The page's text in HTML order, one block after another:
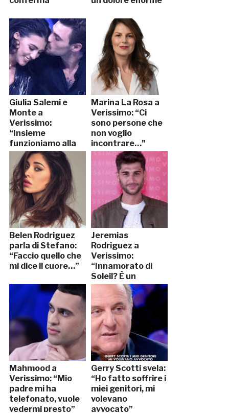
Giulia Salemi e
Monte a
Verissimo:
“Insieme
funzioniamo alla
grande…”
Marina La Rosa a
Verissimo: “Ci
sono persone che
non voglio
incontrare…”
Belen Rodriguez
parla di Stefano:
“Faccio quello che
mi dice il cuore…”
Jeremias
Rodriguez a
Verissimo:
“Innamorato di
Soleil? È un
parolone…”
Mahmood a
Verissimo: “Mio
padre mi ha
telefonato, vuole
vedermi presto”
Gerry Scotti svela:
“Ho fatto soffrire i
miei genitori, mi
volevano
avvocato”